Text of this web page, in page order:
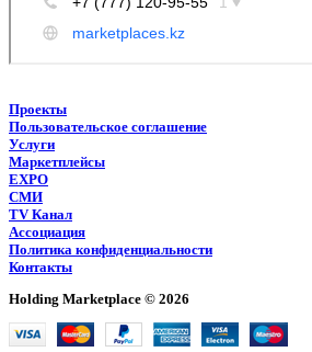
Проекты
Пользовательское соглашение
Услуги
Маркетплейсы
EXPO
СМИ
TV Канал
Ассоциация
Политика конфиденциальности
Контакты
Holding Marketplace © 2026